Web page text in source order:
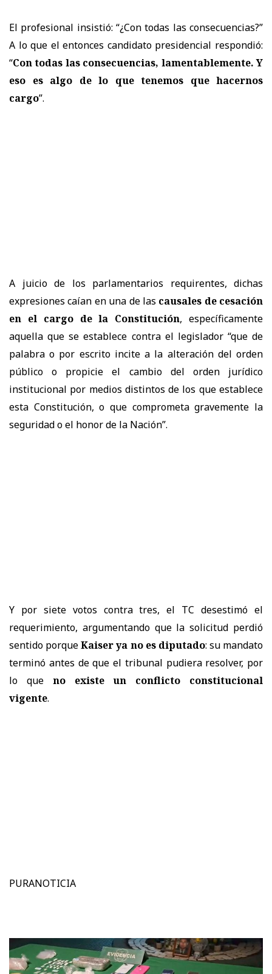
El profesional insistió: “¿Con todas las consecuencias?”
A lo que el entonces candidato presidencial respondió:
“Con todas las consecuencias, lamentablemente. Y
eso es algo de lo que tenemos que hacernos
cargo”.
A juicio de los parlamentarios requirentes, dichas
expresiones caían en una de las causales de cesación
en el cargo de la Constitución, específicamente
aquella que se establece contra el legislador “que de
palabra o por escrito incite a la alteración del orden
público o propicie el cambio del orden jurídico
institucional por medios distintos de los que establece
esta Constitución, o que comprometa gravemente la
seguridad o el honor de la Nación”.
Y por siete votos contra tres, el TC desestimó el
requerimiento, argumentando que la solicitud perdió
sentido porqueKaiser ya no es diputado: su mandato
terminó antes de que el tribunal pudiera resolver, por
lo que no existe un conflicto constitucional
vigente.
PURANOTICIA